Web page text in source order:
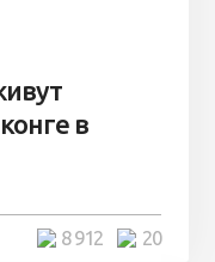
в
20
8 912